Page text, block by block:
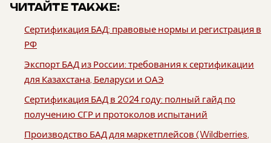
ЧИТАЙТЕ ТАКЖЕ:
Сертификация БАД: правовые нормы и регистрация в
РФ
Экспорт БАД из России: требования к сертификации
для Казахстана, Беларуси и ОАЭ
Сертификация БАД в 2024 году: полный гайд по
получению СГР и протоколов испытаний
Производство БАД для маркетплейсов (Wildberries,